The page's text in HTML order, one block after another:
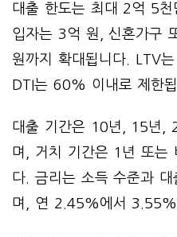
대출 한도는 최대 2억 5
입자는 3억 원, 신혼가구
원까지 확대됩니다. LTV
DTI는 60% 이내로 제한됩
대출 기간은 10년, 15년,
며, 거치 기간은 1년 또는
다. 금리는 소득 수준과
며, 연 2.45%에서 3.55%